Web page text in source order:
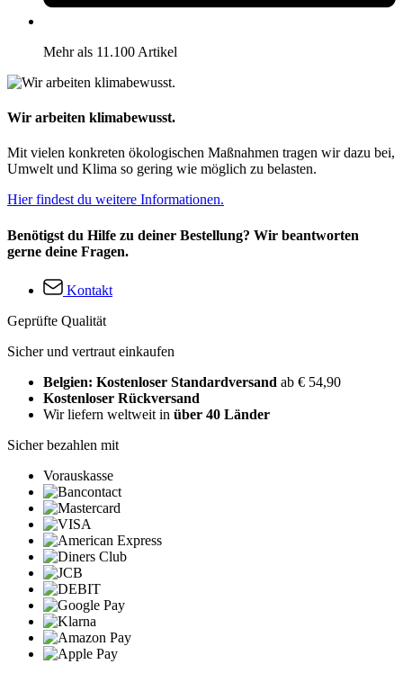
Mehr als 11.100 Artikel
Wir arbeiten klimabewusst.
Mit vielen konkreten ökologischen Maßnahmen tragen wir dazu bei,
Umwelt und Klima so gering wie möglich zu belasten.
Hier findest du weitere Informationen.
Benötigst du Hilfe zu deiner Bestellung? Wir beantworten
gerne deine Fragen.
Kontakt
Geprüfte Qualität
Sicher und vertraut einkaufen
Belgien: Kostenloser Standardversand ab € 54,90
Kostenloser Rückversand
Wir liefern weltweit in über 40 Länder
Sicher bezahlen mit
Vorauskasse